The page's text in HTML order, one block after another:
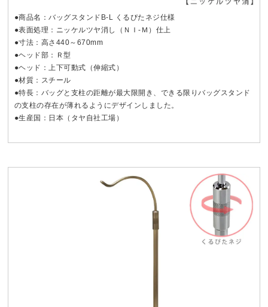
●商品名：バッグスタンドB-L くるぴたネジ仕様
●表面処理：ニッケルツヤ消し（ＮＩ-Ｍ）仕上
●寸法：高さ440～670mm
●ヘッド部：Ｒ型
●ヘッド：上下可動式（伸縮式）
●材質：スチール
●特長：バッグと支柱の距離が最大限開き、できる限りバッグスタンド
の支柱の存在が薄れるようにデザインしました。
●生産国：日本（タヤ自社工場）